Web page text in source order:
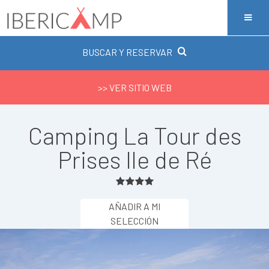
BUSCAR Y RESERVAR
>> VER SITIO WEB
Camping La Tour des
Prises Ile de Ré
AÑADIR A MI
SELECCIÓN